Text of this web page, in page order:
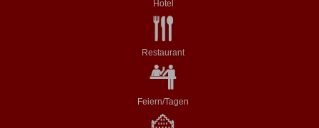
Hotel
Restaurant
Feiern/Tagen